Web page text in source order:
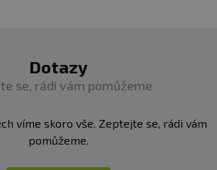
Dotazy
se, rádi vám pomůžeme
víme skoro vše. Zeptejte se, rádi vám
pomůžeme.